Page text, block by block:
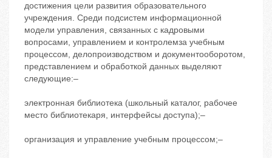
достижения цели развития образовательного
учреждения. Среди подсистем информационной
модели управления, связанных с кадровыми
вопросами, управлением и контролемза учебным
процессом, делопроизводством и документооборотом,
представлением и обработкой данных выделяют
следующие:‒
электронная библиотека (школьный каталог, рабочее
место библиотекаря, интерфейсы доступа);‒
организация и управление учебным процессом;‒